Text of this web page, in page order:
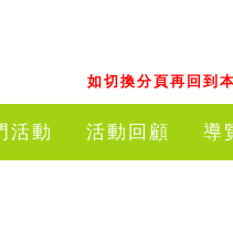
如切換分頁再回到
活動 活動回顧 導